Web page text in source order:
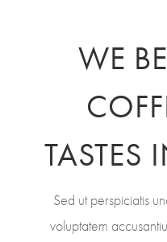
WE
TASTES
Sed ut perspiciatis
voluptatem